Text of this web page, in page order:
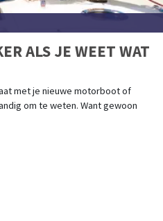
ALS JE WEET WAT
met je nieuwe motorboot of
om te weten. Want gewoon